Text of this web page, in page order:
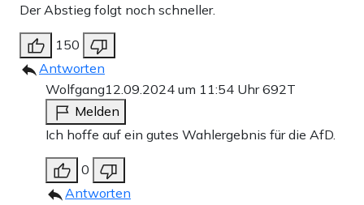
Der Abstieg folgt noch schneller.
150
Antworten
Wolfgang12.09.2024 um 11:54 Uhr692T
Melden
Ich hoffe auf ein gutes Wahlergebnis für die AfD.
0
Antworten